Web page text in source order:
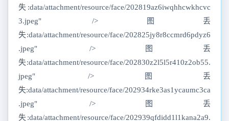
失:data/attachment/resource/face/202819az6iwqhhcwkhcvc
3.jpeg" />图丢
失:data/attachment/resource/face/202825jy8r8ccmrd6pdyz6
.jpeg" />图丢
失:data/attachment/resource/face/202830z2l5l5r410z2ob55.
jpeg" />图丢
失:data/attachment/resource/face/202934rke3as1ycaumc3ca
.jpeg" />图丢
失:data/attachment/resource/face/202939qfdidd1l1kana2a9.